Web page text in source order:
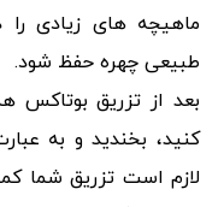
ماهیچه های زیادی را
طبیعی چهره حفظ شود.
بعد از تزریق بوتاکس
کنید، بخندید و به
لازم است تزریق شما